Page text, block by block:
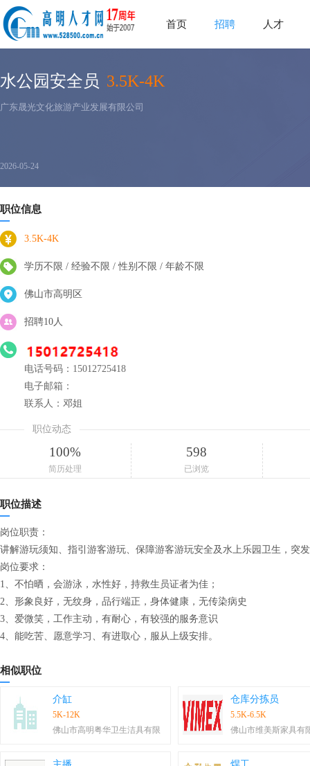
首页 招聘 人才
水公园安全员 3.5K-4K
广东晟光文化旅游产业发展有限公司
2026-05-24
职位信息
3.5K-4K
学历不限 / 经验不限 / 性别不限 / 年龄不限
佛山市高明区
招聘10人
电话号码：15012725418
电子邮箱：
联系人：邓姐
职位动态
100%
简历处理
598
已浏览
职位描述
岗位职责：
讲解游玩须知、指引游客游玩、保障游客游玩安全及水上乐园卫生，突
岗位要求：
1、不怕晒，会游泳，水性好，持救生员证者为佳；
2、形象良好，无纹身，品行端正，身体健康，无传染病史
3、爱微笑，工作主动，有耐心，有较强的服务意识
4、能吃苦、愿意学习、有进取心，服从上级安排。
相似职位
介缸
5K-12K
佛山市高明粤华卫生洁具有限
仓库分拣员
5.5K-6.5K
佛山市维美斯家具有